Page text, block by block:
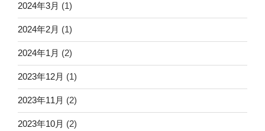
2024年3月 (1)
2024年2月 (1)
2024年1月 (2)
2023年12月 (1)
2023年11月 (2)
2023年10月 (2)